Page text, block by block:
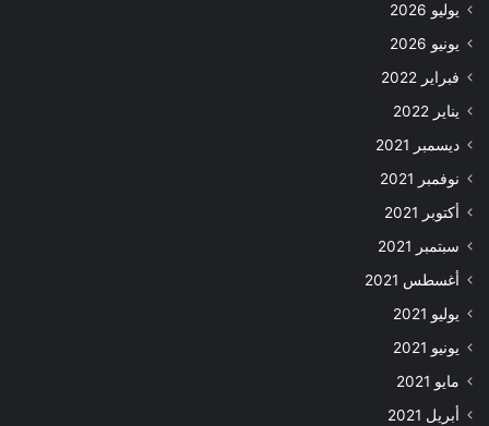
يوليو 2026
يونيو 2026
فبراير 2022
يناير 2022
ديسمبر 2021
نوفمبر 2021
أكتوبر 2021
سبتمبر 2021
أغسطس 2021
يوليو 2021
يونيو 2021
مايو 2021
أبريل 2021